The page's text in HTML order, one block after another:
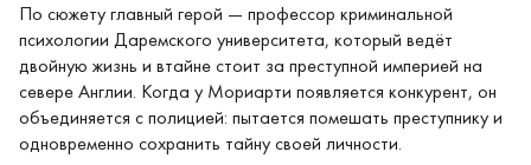
По сюжету главный герой — профессор криминальной
психологии Даремского университета, который ведёт
двойную жизнь и втайне стоит за преступной империей на
севере Англии. Когда у Мориарти появляется конкурент, он
объединяется с полицией: пытается помешать преступнику и
одновременно сохранить тайну своей личности.